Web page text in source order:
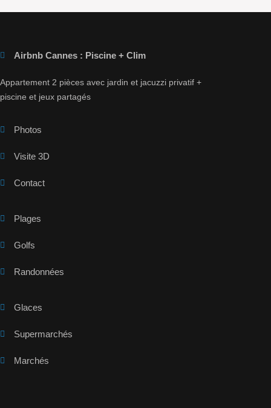
Airbnb Cannes : Piscine + Clim
Appartement 2 pièces avec jardin et jacuzzi privatif +
piscine et jeux partagés
Photos
Visite 3D
Contact
Plages
Golfs
Randonnées
Glaces
Supermarchés
Marchés